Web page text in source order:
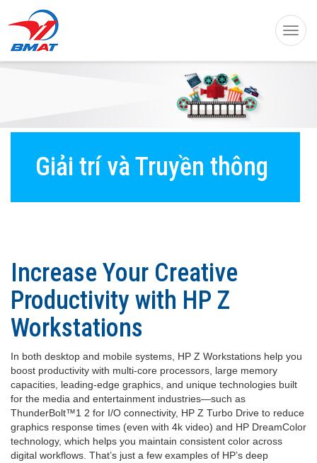
Giải trí và Truyền thông
Increase Your Creative
Productivity with HP Z
Workstations
In both desktop and mobile systems, HP Z Workstations help you
boost productivity with multi-core processors, large memory
capacities, leading-edge graphics, and unique technologies built
for the media and entertainment industries—such as
ThunderBolt™1 2 for I/O connectivity, HP Z Turbo Drive to reduce
graphics response times (even with 4k video) and HP DreamColor
technology, which helps you maintain consistent color across
digital workflows. That’s just a few examples of HP’s deep